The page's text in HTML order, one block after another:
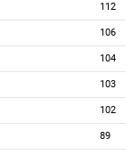
112
106
104
103
102
89